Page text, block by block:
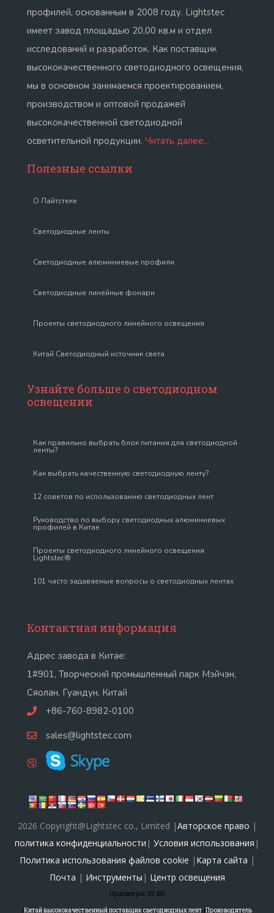
профилей, основанным в 2008 году. Lightstec
имеет завод площадью 20,00 кв.м и отдел
исследований и разработок. Как поставщик
высококачественного светодиодного освещения,
мы в основном занимаемся проектированием,
производством и оптовой продажей
высококачественной светодиодной
осветительной продукции. Читать далее...
Полезные ссылки
О Лайтстеке
Светодиодные ленты
Светодиодные алюминиевые профили
Светодиодные линейные фонари
Проекты светодиодного линейного освещения
Китай Светодиодный источник света
Узнайте больше о светодиодном
освещении
Как правильно выбрать блок питания для светодиодной
ленты?
Как выбрать качественную светодиодную ленту?
12 советов по использованию светодиодных лент
Руководство по выбору светодиодных алюминиевых
профилей в Китае
Проекты светодиодного линейного освещения
Lightstec®
101 часто задаваемые вопросы о светодиодных лентах
Контактная информация
Адрес завода в Китае:
1#901, Творческий промышленный парк Мэйчэн,
Сяолан, Гуандун, Китай
+86-760-8982-0100
sales@lightstec.com
2026 Copyright@Lightstec co., Limited |Авторское право |
политика конфиденциальности | Условия использования |
Политика использования файлов cookie | Карта сайта |
Почта | Инструменты | Центр освещения
Просмотры: 39 189
Китай высококачественный поставщик светодиодных лент Производитель